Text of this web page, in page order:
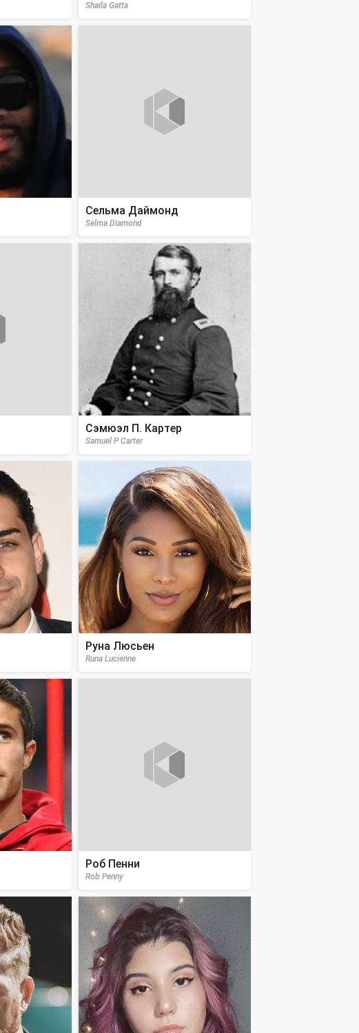
Shaila Gatta
Сельма Даймонд
Selma Diamond
Сэмюэл П. Картер
Samuel P Carter
Руна Люсьен
Runa Lucienne
Роб Пенни
Rob Penny